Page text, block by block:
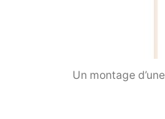
Un montage